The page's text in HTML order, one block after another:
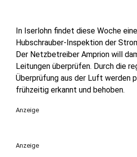
In Iserlohn findet diese Woche
Hubschrauber-Inspektion der
Der Netzbetreiber Amprion will
Leitungen überprüfen. Durch die
Überprüfung aus der Luft werden
frühzeitig erkannt und behoben.
Anzeige
Anzeige